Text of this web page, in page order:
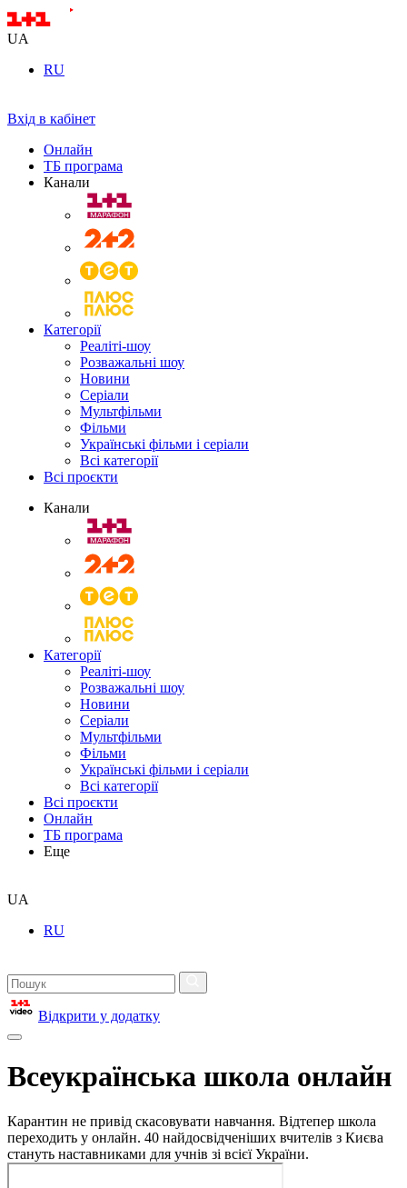
UA
RU
Вхід в кабінет
Онлайн
ТБ програма
Канали
Категорії
Реаліті-шоу
Розважальні шоу
Новини
Серіали
Мультфільми
Фільми
Українські фільми і серіали
Всі категорії
Всі проєкти
Канали
Категорії
Реаліті-шоу
Розважальні шоу
Новини
Серіали
Мультфільми
Фільми
Українські фільми і серіали
Всі категорії
Всі проєкти
Онлайн
ТБ програма
Еще
UA
RU
Відкрити у додатку
Всеукраїнська школа онлайн
Карантин не привід скасовувати навчання. Відтепер школа
переходить у онлайн. 40 найдосвідченіших вчителів з Києва
стануть наставниками для учнів зі всієї України.